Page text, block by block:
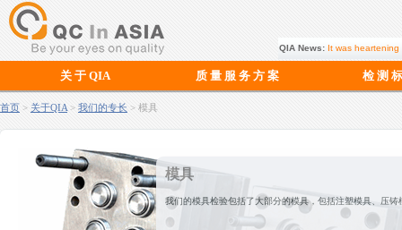
QIA News: It was heartening
关 于 QIA 质 量 服 务 方 案 检 测
首页 > 关于QIA > 我们的专长 > 模具
模具
我们的模具检验包括了大部分的模具，包括注塑模具、压铸